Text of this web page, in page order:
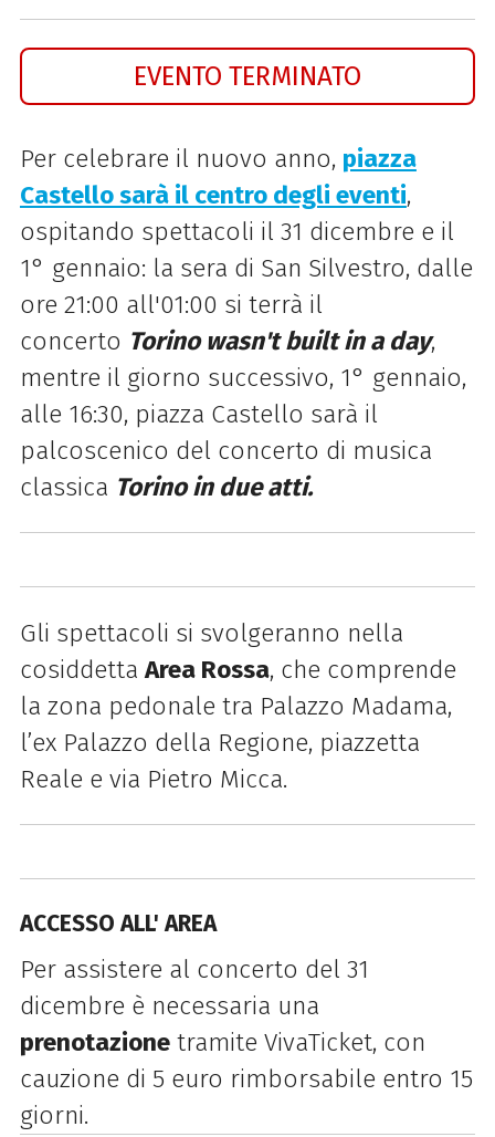
EVENTO TERMINATO
Per celebrare il nuovo anno, piazza
Castello sarà il centro degli eventi,
ospitando spettacoli il 31 dicembre e il
1° gennaio: la sera di San Silvestro, dalle
ore 21:00 all'01:00 si terrà il
concerto Torino wasn't built in a day,
mentre il giorno successivo, 1° gennaio,
alle 16:30, piazza Castello sarà il
palcoscenico del concerto di musica
classica Torino in due atti.
Gli spettacoli si svolgeranno nella
cosiddettaArea Rossa, che comprende
la zona pedonale tra Palazzo Madama,
l’ex Palazzo della Regione, piazzetta
Reale e via Pietro Micca.
ACCESSO ALL' AREA
Per assistere al concerto del 31
dicembre è necessaria una
prenotazionetramite VivaTicket, con
cauzione di 5 euro rimborsabile entro 15
giorni.